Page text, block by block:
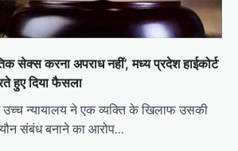
सेक्स करना अपराध नहीं’, मध्य प्रदेश हाईकोर्ट
हुए दिया फैसला
उच्च न्यायालय ने एक व्यक्ति के खिलाफ उसकी
यौन संबंध बनाने का आरोप…